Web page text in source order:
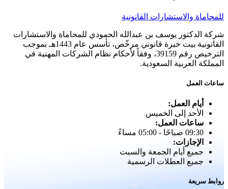
للمحاماة والاستشارات القانونية
شركة الدكتور يوسف بن عبدالله الحمودي للمحاماة والاستشارات
القانونية بيت خبرة قانوني مرخّص، تأسس عام 1443هـ بموجب
الترخيص رقم 39159، وفقاً لأحكام نظام الشركات المهنية في
المملكة العربية السعودية.
ساعات العمل
أيام العمل:
الأحد إلى الخميس
ساعات العمل:
09:30 صباحًا - 05:00 مساءً
الإجازات:
جميع أيام الجمعة والسبت
جميع العطلات الرسمية
روابط سريعة